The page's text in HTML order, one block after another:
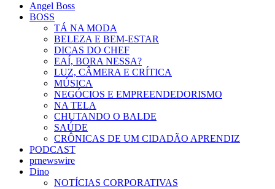
Angel Boss
BOSS
TÁ NA MODA
BELEZA E BEM-ESTAR
DICAS DO CHEF
EAÍ, BORA NESSA?
LUZ, CÂMERA E CRÍTICA
MÚSICA
NEGÓCIOS E EMPREENDEDORISMO
NA TELA
CHUTANDO O BALDE
SAÚDE
CRÔNICAS DE UM CIDADÃO APRENDIZ
PODCAST
prnewswire
Dino
NOTÍCIAS CORPORATIVAS